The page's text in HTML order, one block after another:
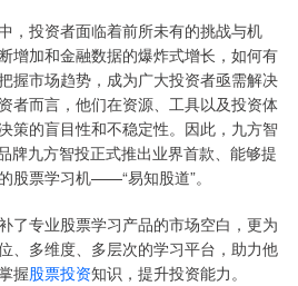
，投资者面临着前所未有的挑战与机
增加和金融数据的爆炸式增长，如何有
握市场趋势，成为广大投资者亟需解决
者而言，他们在资源、工具以及投资体
策的盲目性和不稳定性。因此，九方智
牌九方智投正式推出业界首款、能够提
股票学习机——“易知股道”。
了专业股票学习产品的市场空白，更为
、多维度、多层次的学习平台，助力他
握股票投资知识，提升投资能力。